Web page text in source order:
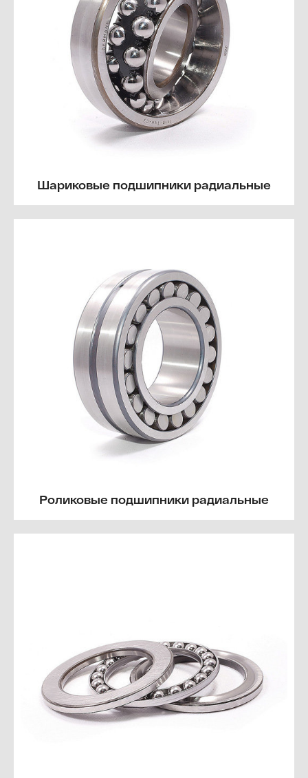
Шариковые подшипники радиальные
Роликовые подшипники радиальные